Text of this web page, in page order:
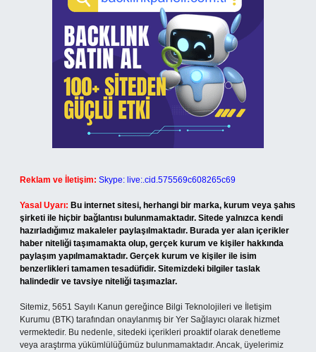
Reklam ve İletişim: Skype: live:.cid.575569c608265c69
Yasal Uyarı: Bu internet sitesi, herhangi bir marka, kurum veya şahıs
şirketi ile hiçbir bağlantısı bulunmamaktadır. Sitede yalnızca kendi
hazırladığımız makaleler paylaşılmaktadır. Burada yer alan içerikler
haber niteliği taşımamakta olup, gerçek kurum ve kişiler hakkında
paylaşım yapılmamaktadır. Gerçek kurum ve kişiler ile isim
benzerlikleri tamamen tesadüfidir. Sitemizdeki bilgiler taslak
halindedir ve tavsiye niteliği taşımazlar.
Sitemiz, 5651 Sayılı Kanun gereğince Bilgi Teknolojileri ve İletişim
Kurumu (BTK) tarafından onaylanmış bir Yer Sağlayıcı olarak hizmet
vermektedir. Bu nedenle, sitedeki içerikleri proaktif olarak denetleme
veya araştırma yükümlülüğümüz bulunmamaktadır. Ancak, üyelerimiz